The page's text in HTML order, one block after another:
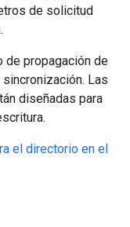
de solicitud
de propagación de
Las
diseñadas para
el directorio en el